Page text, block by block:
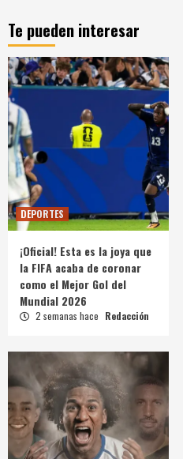
Te pueden interesar
DEPORTES
¡Oficial! Esta es la joya que
la FIFA acaba de coronar
como el Mejor Gol del
Mundial 2026
2 semanas hace Redacción